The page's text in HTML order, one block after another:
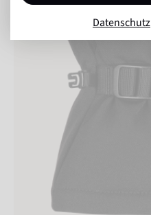
Datenschutz